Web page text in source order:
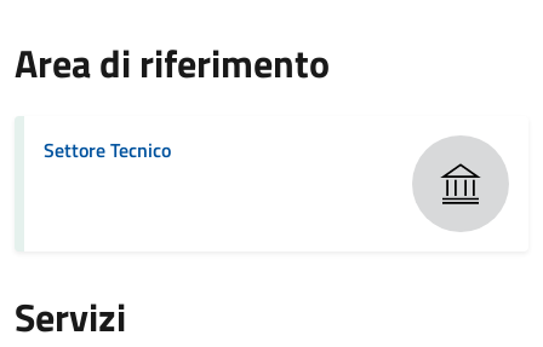
Area di riferimento
Settore Tecnico
Servizi